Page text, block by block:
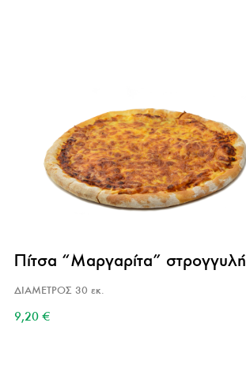
Πίτσα “Μαργαρίτα” στρογγυλή
ΔΙΑΜΕΤΡΟΣ 30 εκ.
9,20€